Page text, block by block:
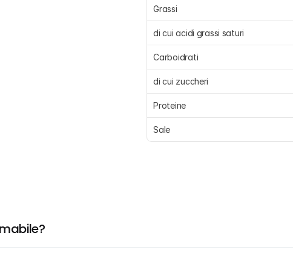
Grassi
di cui acidi grassi saturi
Carboidrati
di cui zuccheri
Proteine
Sale